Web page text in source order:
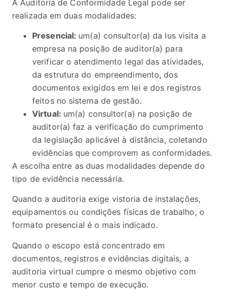
A Auditoria de Conformidade Legal pode ser
realizada em duas modalidades:
Presencial: um(a) consultor(a) da Ius visita a
empresa na posição de auditor(a) para
verificar o atendimento legal das atividades,
da estrutura do empreendimento, dos
documentos exigidos em lei e dos registros
feitos no sistema de gestão.
Virtual: um(a) consultor(a) na posição de
auditor(a) faz a verificação do cumprimento
da legislação aplicável à distância, coletando
evidências que comprovem as conformidades.
A escolha entre as duas modalidades depende do
tipo de evidência necessária.
Quando a auditoria exige vistoria de instalações,
equipamentos ou condições físicas de trabalho, o
formato presencial é o mais indicado.
Quando o escopo está concentrado em
documentos, registros e evidências digitais, a
auditoria virtual cumpre o mesmo objetivo com
menor custo e tempo de execução.